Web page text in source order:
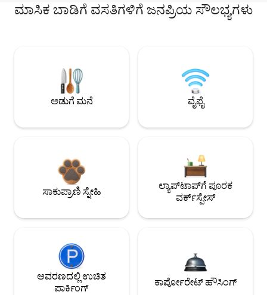
ಮಾಸಿಕ ಬಾಡಿಗೆ ವಸತಿಗಳಿಗೆ ಜನಪ್ರಿಯ ಸೌಲಭ್ಯಗಳು
ಅಡುಗೆ ಮನೆ ವೈಫೈ
ಸಾಕುಪ್ರಾಣಿ ಸ್ನೇಹಿ
ಲ್ಯಾಪ್‌ಟಾಪ್‌ಗೆ ಪೂರಕ
ವರ್ಕ್‌ಸ್ಪೇಸ್
ಆವರಣದಲ್ಲಿ ಉಚಿತ
ಪಾರ್ಕಿಂಗ್
ಕಾರ್ಪೋರೇಟ್ ಹೌಸಿಂಗ್